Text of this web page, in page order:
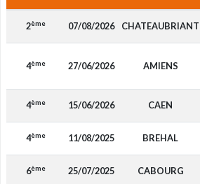
2ème 07/08/2026 CHATEAUBRIANT
4ème 27/06/2026 AMIENS
4ème 15/06/2026 CAEN
4ème 11/08/2025 BREHAL
6ème 25/07/2025 CABOURG